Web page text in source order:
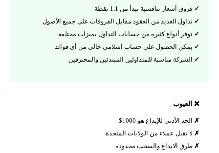
أسعار تنافسية تبدأ من 1.1 نقطة
العديد من العقود مقابل الفروقات على جميع الأصول
أنواع كثيرة من حسابات التداول بميزات مختلفة
الحصول على حساب اسلامي خالي من أي فوائد
مناسبة للمتداولين المبتدئين والمحترفين
الأدنى للإيداع هو 1000$
تقبل عملاء من الولايات المتحدة
الايداع والسحب محدودة